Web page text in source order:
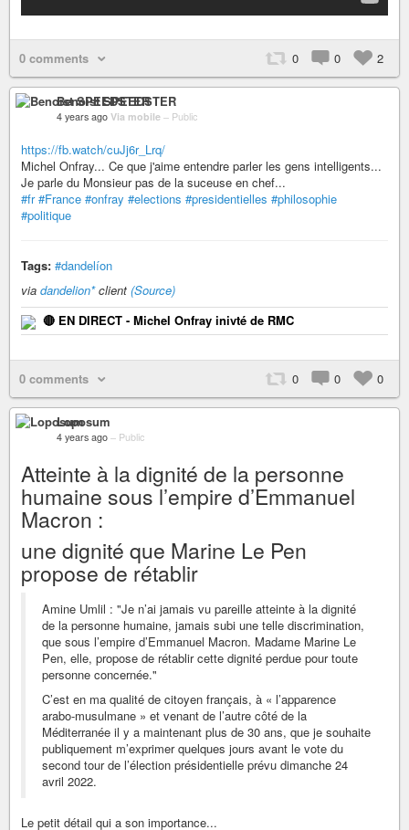
0 comments 0 0 2
Benoist SPEEDSTER
4 years ago Via mobile – Public
https://fb.watch/cuJj6r_Lrq/
Michel Onfray... Ce que j'aime entendre parler les gens intelligents...
Je parle du Monsieur pas de la suceuse en chef...
#fr #France #onfray #elections #presidentielles #philosophie
#politique
Tags: #dandelíon
via dandelion*client (Source)
🔴 EN DIRECT - Michel Onfray inivté de RMC
0 comments 0 0 0
Loposum
4 years ago – Public
Atteinte à la dignité de la personne
humaine sous l’empire d’Emmanuel
Macron :
une dignité que Marine Le Pen
propose de rétablir
Amine Umlil : "Je n’ai jamais vu pareille atteinte à la dignité
de la personne humaine, jamais subi une telle discrimination,
que sous l’empire d’Emmanuel Macron. Madame Marine Le
Pen, elle, propose de rétablir cette dignité perdue pour toute
personne concernée."
C’est en ma qualité de citoyen français, à « l’apparence
arabo-musulmane » et venant de l’autre côté de la
Méditerranée il y a maintenant plus de 30 ans, que je souhaite
publiquement m’exprimer quelques jours avant le vote du
second tour de l’élection présidentielle prévu dimanche 24
avril 2022.
Le petit détail qui a son importance...